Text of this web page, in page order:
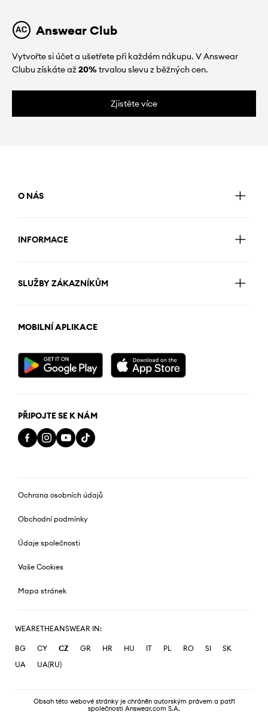
Answear Club
Vytvořte si účet a ušetřete při každém nákupu. V Answear
Clubu získáte až20%trvalou slevu z běžných cen.
Zjistěte více
O NÁS
INFORMACE
SLUŽBY ZÁKAZNÍKŮM
MOBILNÍ APLIKACE
PŘIPOJTE SE K NÁM
Ochrana osobních údajů
Obchodní podmínky
Údaje společnosti
Vaše Cookies
Mapa stránek
WEARETHEANSWEAR IN:
BG CY CZ GR HR HU IT PL RO SI
SK
UA
UA(RU)
Obsah této webové stránky je chráněn autorským právem a patří
společnosti Answear.com S.A.